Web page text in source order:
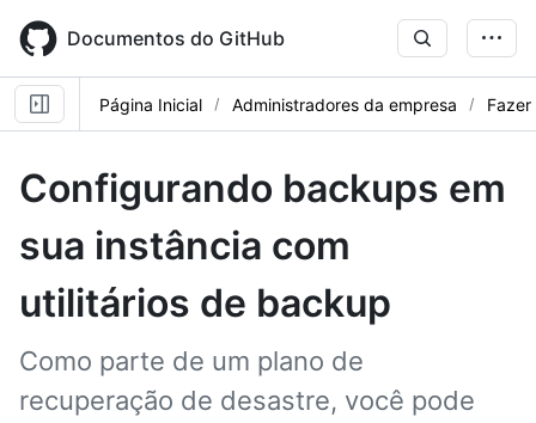
main
content
Documentos do GitHub
Página Inicial Administradores da empresa
Configurando backups em
sua instância com
utilitários de backup
Como parte de um plano de
recuperação de desastre, você pode